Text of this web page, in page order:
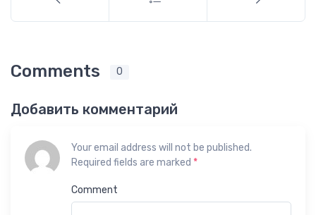
Comments 0
Добавить комментарий
Your email address will not be published.
Required fields are marked *
Comment